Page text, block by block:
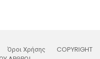
Όροι Χρήσης
COPYRIGHT